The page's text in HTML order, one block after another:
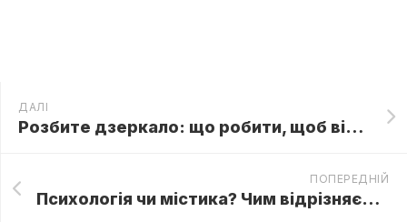
ДАЛІ
Розбите дзеркало: що робити, щоб відвернути біду
ПОПЕРЕДНІЙ
Психологія чи містика? Чим відрізняється сонник Фрейда від сонника Міллера